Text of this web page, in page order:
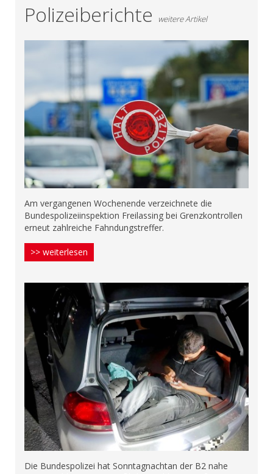
Polizeiberichte weitere Artikel
Am vergangenen Wochenende verzeichnete die
Bundespolizeiinspektion Freilassing bei Grenzkontrollen
erneut zahlreiche Fahndungstreffer.
>> weiterlesen
Die Bundespolizei hat Sonntagnachtan der B2 nahe